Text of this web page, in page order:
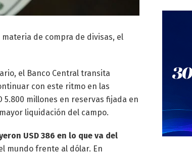
de compra de divisas, el
el Banco Central transita
con este ritmo en las
5.800 millones en reservas fijada en
liquidación del campo.
USD 386 en lo que va del
mundo frente al dólar. En